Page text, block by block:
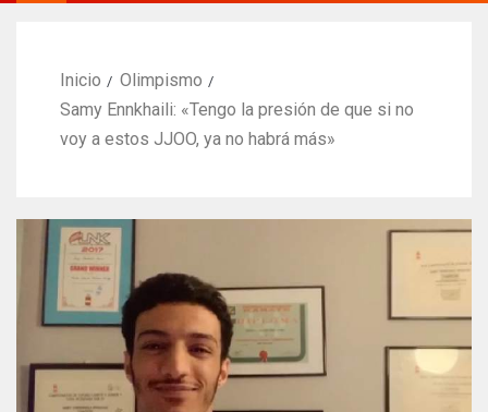
Inicio
Olimpismo
Samy Ennkhaili: «Tengo la presión de que si no
voy a estos JJOO, ya no habrá más»